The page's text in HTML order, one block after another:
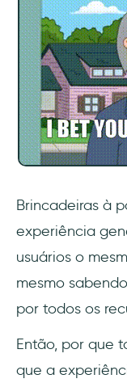
Brincadeiras à
experiência
usuários o
mesmo
por todos os
Então, por que
que a